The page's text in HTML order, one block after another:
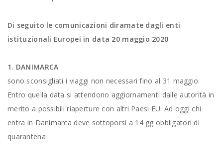
Di seguito le comunicazioni diramate dagli enti
istituzionali Europei in data 20 maggio 2020
1. DANIMARCA
sono sconsigliati i viaggi non necessari fino al 31 maggio.
Entro quella data si attendono aggiornamenti dalle autorità in
merito a possibili riaperture con altri Paesi EU. Ad oggi chi
entra in Danimarca deve sottoporsi a 14 gg obbligatori di
quarantena